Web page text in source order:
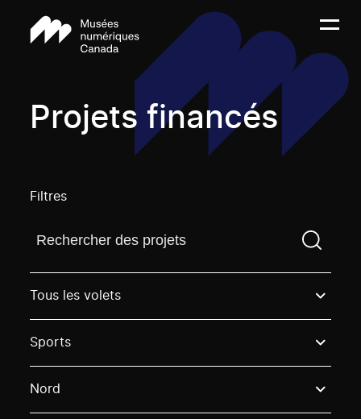
Projets financés
Filtres
Trouvez un projetVous devez saisir un terme de
Tous les volets
Sports
Nord